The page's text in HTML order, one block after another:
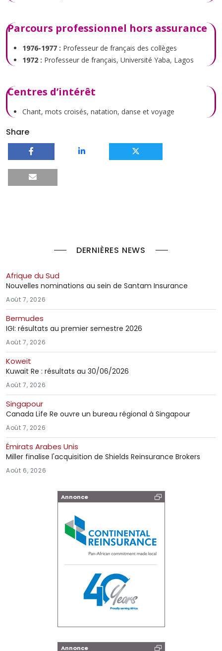
Parcours professionnel hors assurance
1976-1977 : Professeur de français des collèges
1972 : Professeur de français, Université Yaba, Lagos
Centres d’intérêt
Chant, mots croisés, natation, danse et voyage
Share
DERNIÈRES NEWS
Afrique du Sud
Nouvelles nominations au sein de Santam Insurance
Août 7, 2026
Bermudes
IGI: résultats au premier semestre 2026
Août 7, 2026
Koweit
Kuwait Re : résultats au 30/06/2026
Août 7, 2026
Singapour
Canada Life Re ouvre un bureau régional à Singapour
Août 7, 2026
Émirats Arabes Unis
Miller finalise l'acquisition de Shields Reinsurance Brokers
Août 6, 2026
Annonce
Annonce